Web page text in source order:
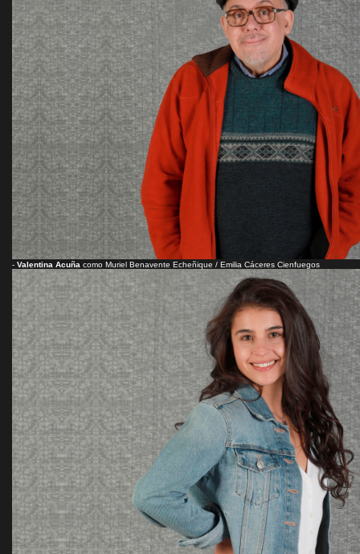
- Valentina Acuña como Muriel Benavente Echeñique / Emilia Cáceres Cienfuegos